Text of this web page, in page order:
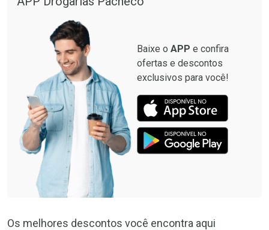
Baixe o APP e confira
ofertas e descontos
exclusivos para você!
Os melhores descontos você encontra aqui